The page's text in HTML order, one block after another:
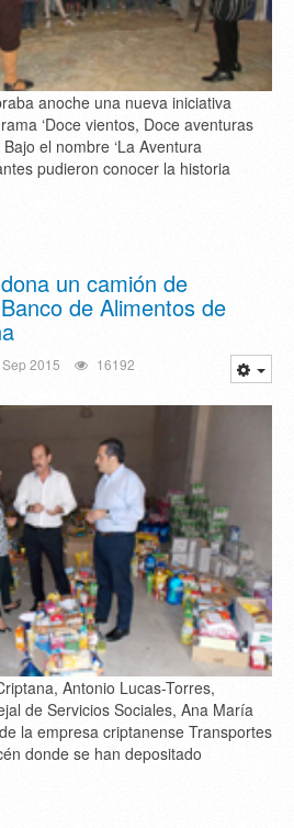
anoche una nueva iniciativa
‘Doce vientos, Doce aventuras
el nombre ‘La Aventura
pudieron conocer la historia
un camión de
de Alimentos de
2015 16192
Antonio Lucas-Torres,
de Servicios Sociales, Ana María
la empresa criptanense Transportes
donde se han depositado